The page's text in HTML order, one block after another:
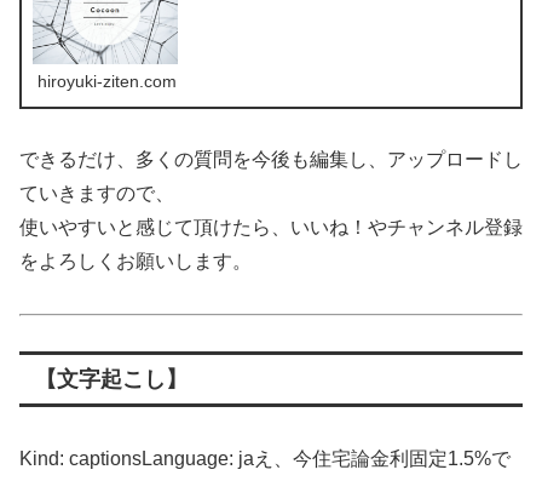
hiroyuki-ziten.com
できるだけ、多くの質問を今後も編集し、アップロードし
ていきますので、
使いやすいと感じて頂けたら、いいね！やチャンネル登録
をよろしくお願いします。
【文字起こし】
Kind: captionsLanguage: jaえ、今住宅論金利固定1.5%で